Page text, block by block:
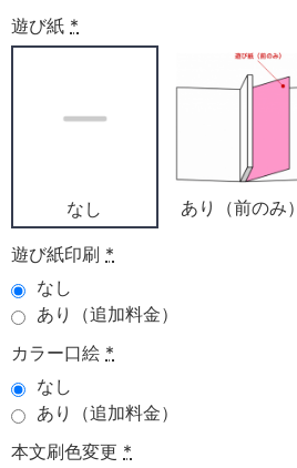
遊び紙 *
なし あり（前のみ）
遊び紙印刷 *
なし
あり（追加料金）
カラー口絵 *
なし
あり（追加料金）
本文刷色変更 *